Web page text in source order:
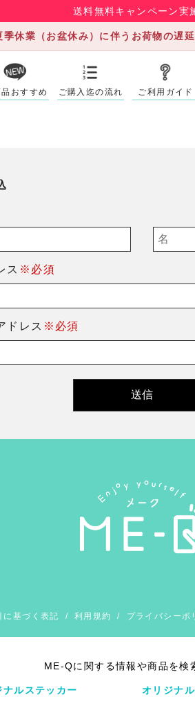
送料無料キャンペーン実
季休業（お盆休み）に伴うお荷物の遅
おすすめ ご購入迄の流れ ご利用ガイド
ス ※必須
ドレス ※必須
に基づく表記 / 利用規約 / プライバシーポ
ME-Qに関する情報や商品を検
ナルステッカー オリジナ